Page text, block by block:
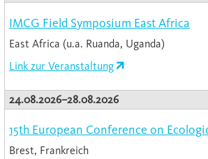
IMCG Field Symposium East Africa
East Africa (u.a. Ruanda, Uganda)
Link zur Veranstaltung
24.08.2026–28.08.2026
15th European Conference on
Brest, Frankreich